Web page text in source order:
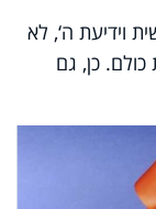
וידיעת ה‘, לא
כן, גם